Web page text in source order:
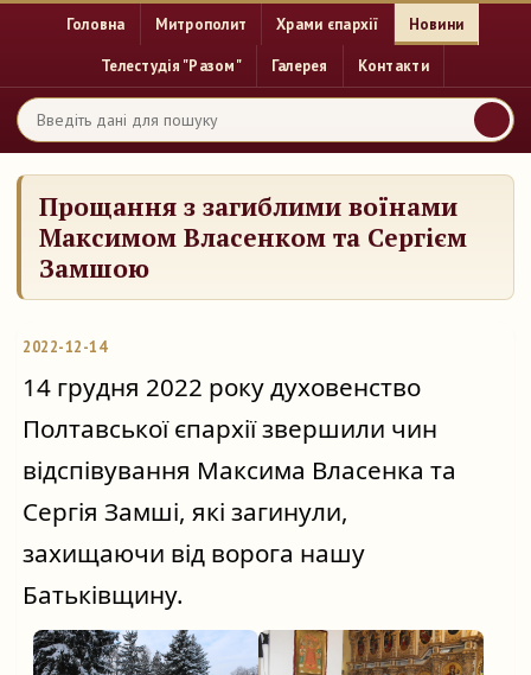
Головна Митрополит Храми єпархії Новини
Телестудія "Разом" Галерея Контакти
Прощання з загиблими воїнами
Максимом Власенком та Сергієм
Замшою
2022-12-14
14 грудня 2022 року духовенство
Полтавської єпархії звершили чин
відспівування Максима Власенка та
Сергія Замші, які загинули,
захищаючи від ворога нашу
Батьківщину.